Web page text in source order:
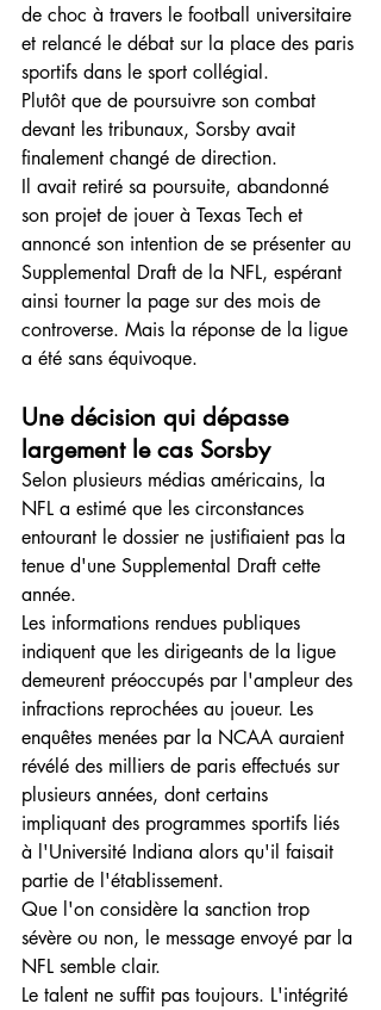
de choc à travers le football universitaire
et relancé le débat sur la place des paris
sportifs dans le sport collégial.
Plutôt que de poursuivre son combat
devant les tribunaux, Sorsby avait
finalement changé de direction.
Il avait retiré sa poursuite, abandonné
son projet de jouer à Texas Tech et
annoncé son intention de se présenter au
Supplemental Draft de la NFL, espérant
ainsi tourner la page sur des mois de
controverse. Mais la réponse de la ligue
a été sans équivoque.
Une décision qui dépasse
largement le cas Sorsby
Selon plusieurs médias américains, la
NFL a estimé que les circonstances
entourant le dossier ne justifiaient pas la
tenue d'une Supplemental Draft cette
année.
Les informations rendues publiques
indiquent que les dirigeants de la ligue
demeurent préoccupés par l'ampleur des
infractions reprochées au joueur. Les
enquêtes menées par la NCAA auraient
révélé des milliers de paris effectués sur
plusieurs années, dont certains
impliquant des programmes sportifs liés
à l'Université Indiana alors qu'il faisait
partie de l'établissement.
Que l'on considère la sanction trop
sévère ou non, le message envoyé par la
NFL semble clair.
Le talent ne suffit pas toujours. L'intégrité